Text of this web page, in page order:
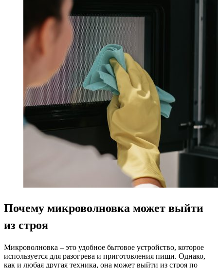
Почему микроволновка может выйти
из строя
Микроволновка – это удобное бытовое устройство, которое
используется для разогрева и приготовления пищи. Однако,
как и любая другая техника, она может выйти из строя по